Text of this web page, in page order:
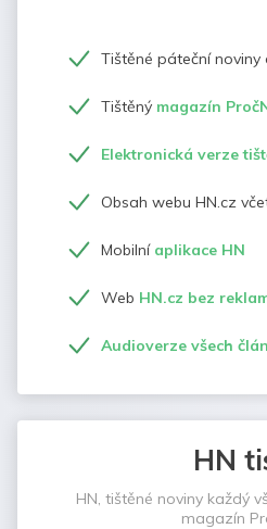
Tištěné páteční noviny
Tištěný magazín
Elektronická verze
Obsah webu HN.cz
Mobilní aplikace HN
Web HN.cz bez
Audioverze všech
HN
HN, tištěné noviny každý
magazín